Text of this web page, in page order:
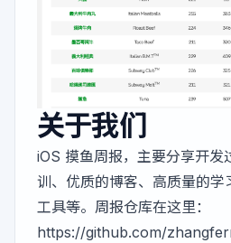
关于我们
iOS 摸鱼周报，主要分享开发
训、优质的博客、高质量的学
工具等。周报仓库在这里：
https://github.com/